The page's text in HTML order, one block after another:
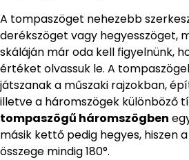
A tompaszöget nehezebb
derékszöget vagy hegyesszöget,
skáláján már oda kell figyelnünk,
értéket olvassuk le. A
játszanak a műszaki rajzokban,
illetve a háromszögek különböző
tompaszögű háromszögben
másik kettő pedig hegyes, hiszen
összege mindig 180°.